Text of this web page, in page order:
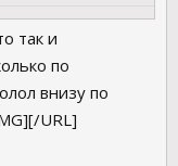
так и
по
внизу по
[/URL]